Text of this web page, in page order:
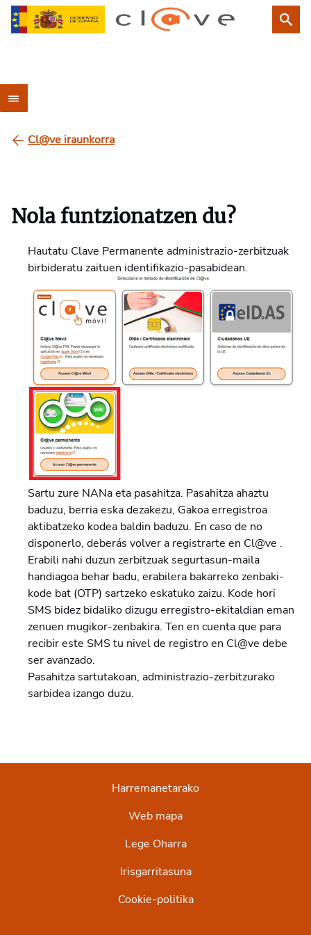
Cl@ve iraunkorra
Nola funtzionatzen du?
Hautatu Clave Permanente administrazio-zerbitzuak
birbideratu zaituen identifikazio-pasabidean.
Sartu zure NANa eta pasahitza. Pasahitza ahaztu
baduzu, berria eska dezakezu, Gakoa erregistroa
aktibatzeko kodea baldin baduzu. En caso de no
disponerlo, deberás volver a registrarte en Cl@ve .
Erabili nahi duzun zerbitzuak segurtasun-maila
handiagoa behar badu, erabilera bakarreko zenbaki-
kode bat (OTP) sartzeko eskatuko zaizu. Kode hori
SMS bidez bidaliko dizugu erregistro-ekitaldian eman
zenuen mugikor-zenbakira. Ten en cuenta que para
recibir este SMS tu nivel de registro en Cl@ve debe
ser avanzado.
Pasahitza sartutakoan, administrazio-zerbitzurako
sarbidea izango duzu.
Harremanetarako
Web mapa
Lege Oharra
Irisgarritasuna
Cookie-politika